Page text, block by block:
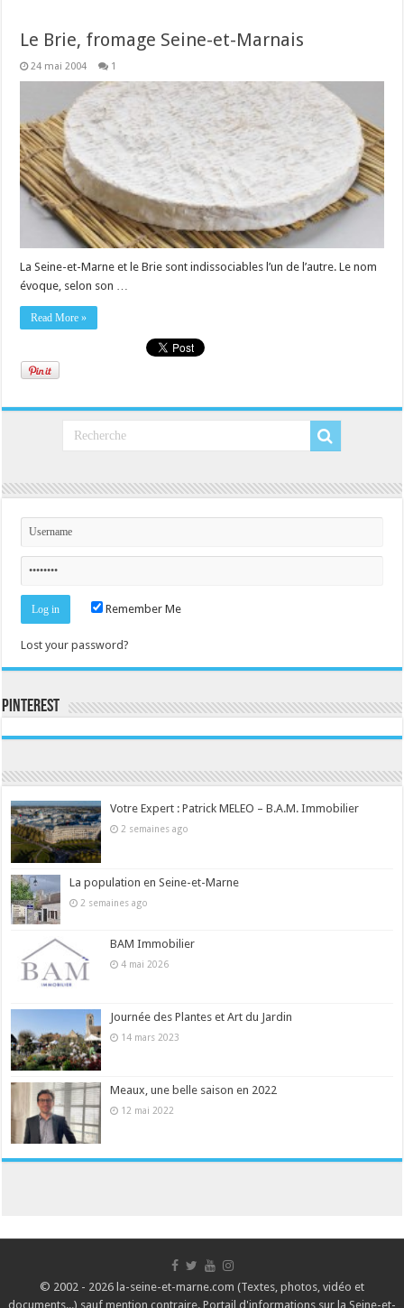
Le Brie, fromage Seine-et-Marnais
24 mai 2004 1
La Seine-et-Marne et le Brie sont indissociables l’un de l’autre. Le nom
évoque, selon son …
Read More »
Remember Me
Lost your password?
Pinterest
Votre Expert : Patrick MELEO – B.A.M. Immobilier
2 semaines ago
La population en Seine-et-Marne
2 semaines ago
BAM Immobilier
4 mai 2026
Journée des Plantes et Art du Jardin
14 mars 2023
Meaux, une belle saison en 2022
12 mai 2022
© 2002 - 2026 la-seine-et-marne.com (Textes, photos, vidéo et
documents...) sauf mention contraire. Portail d'informations sur la Seine-et-